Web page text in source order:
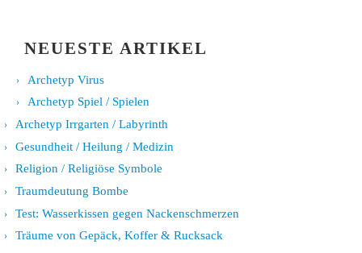
NEUESTE ARTIKEL
Archetyp Virus
Archetyp Spiel / Spielen
Archetyp Irrgarten / Labyrinth
Gesundheit / Heilung / Medizin
Religion / Religiöse Symbole
Traumdeutung Bombe
Test: Wasserkissen gegen Nackenschmerzen
Träume von Gepäck, Koffer & Rucksack